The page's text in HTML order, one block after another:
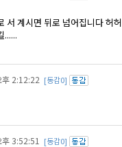
서 계시면 뒤로 넘어집니다 허허
......
2:12:22 [동감0]
3:52:51 [동감0]